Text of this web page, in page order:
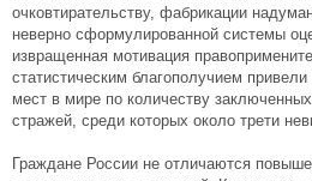
очковтирательству, фабрикации
неверно сформулированной системы
извращенная мотивация
статистическим благополучием
мест в мире по количеству
стражей, среди которых около трети
Граждане России не отличаются